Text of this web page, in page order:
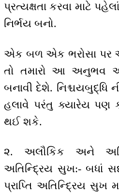
પ્રત્યક્ષતા કરવા માટે
નિર્ભય બનો.
એક બળ એક ભરોસા
તો તમારો આ અનુભવ
બનાવી દેશે. નિશ્ચયબુદ્ધિ
હલાવે પરંતુ ક્યારેય પણ
થઈ શકે.
૨. અલૌકિક અને
અતિન્દ્રિય સુખ:- બધાં
પ્રાપ્તિ અતિન્દ્રિય સુખ